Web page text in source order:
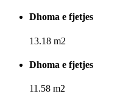
Dhoma e fjetjes
13.18 m2
Dhoma e fjetjes
11.58 m2